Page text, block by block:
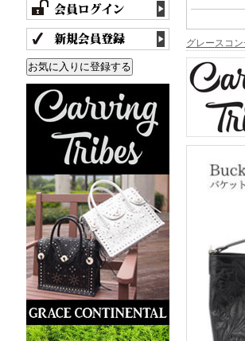
グレースコ